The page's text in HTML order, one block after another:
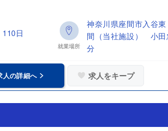
日
就業場所
神奈川県座間市入谷
間（当社施設） 小田
分
人の詳細へ 求人をキープ